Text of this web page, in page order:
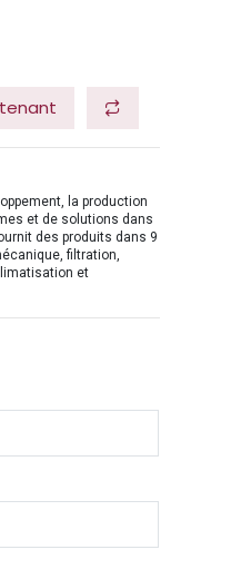
la production
et de solutions dans
des produits dans 9
filtration,
et